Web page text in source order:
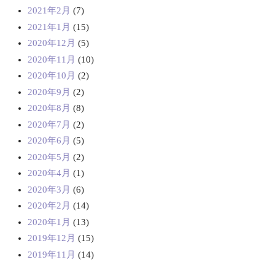
2021年2月 (7)
2021年1月 (15)
2020年12月 (5)
2020年11月 (10)
2020年10月 (2)
2020年9月 (2)
2020年8月 (8)
2020年7月 (2)
2020年6月 (5)
2020年5月 (2)
2020年4月 (1)
2020年3月 (6)
2020年2月 (14)
2020年1月 (13)
2019年12月 (15)
2019年11月 (14)